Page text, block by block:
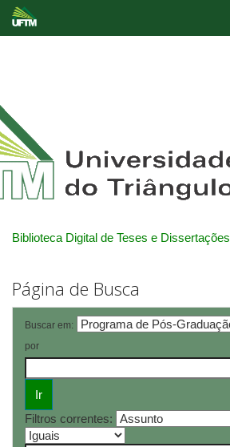
Biblioteca Digital de Teses e Dissertações
Página de Busca
Buscar em:
por
Filtros correntes: